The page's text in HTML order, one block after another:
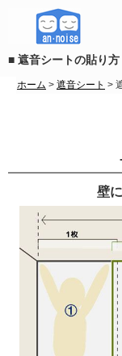
■ 遮音シートの貼り方
ホーム > 遮音シート >
壁